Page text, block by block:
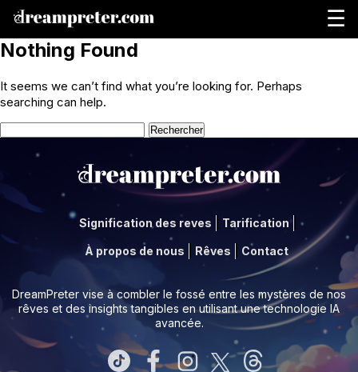
☰
Nothing Found
It seems we can’t find what you’re looking for. Perhaps
searching can help.
Rechercher :
Signification des reves Tarification
À propos de nous Rêves Contact
DreamPreter vise à combler le fossé entre les mystères de nos
rêves et des insights tangibles en utilisant une technologie IA
avancée.